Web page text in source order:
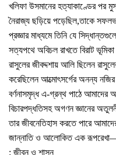
খলিফা উসমানের হত্যাকাণ্ডের পর
নৈরাজ্য ছড়িয়ে পড়েছিল,তাকে
প্রজ্ঞার মাধ্যমে তিনি যে
সত্যপথে অবিচল রাখতে বিরাট
রাসুলের জীবদ্দশায় আলি ছিলেন
করেছিলেন আত্মোৎসর্গের অনন্য
বর্ণনাসমৃদ্ধ এ-গ্রন্থ পাঠে আমাদের
বিচারপদ্ধতিসহ অগণন জ্ঞানের
তার জীবনেতিহাস করতে পারে
জান্নাতি ও আলোকিত এক
: জীবন ও শাসন